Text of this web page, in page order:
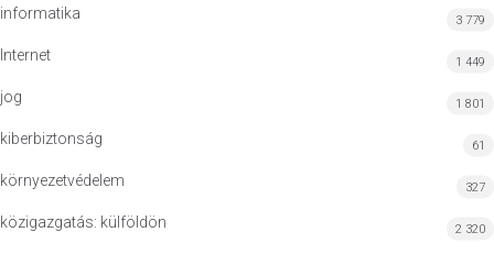
informatika 3 779
Internet 1 449
jog 1 801
kiberbiztonság 61
környezetvédelem 327
közigazgatás: külföldön 2 320